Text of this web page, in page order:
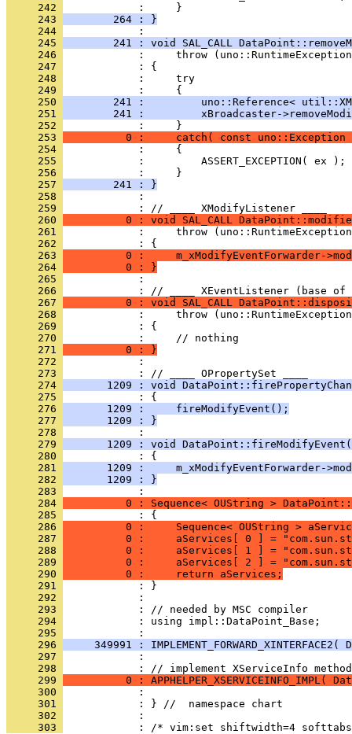
     242
     243
        264 : }
     244
     245
241 : void SAL_CALL
     246
     247
     248
     249
     250
241 :         uno::Reference<
     251
241 :         xBroadcaster-
     252
     253
0 :     catch( const uno::Exception
     254
     255
     256
     257
        241 : }
     258
            :
     259
     260
0 : void SAL_CALL
     261
     262
     263
0 :     m_xModifyEventForwarder-
     264
          0 : }
     265
            :
     266
     267
0 : void SAL_CALL
     268
     269
     270
     271
          0 : }
     272
            :
     273
     274
1209 : void
     275
     276
       1209 :     fireModifyEvent();
     277
       1209 : }
     278
     279
1209 : void
     280
     281
1209 :     m_xModifyEventForwarder-
     282
       1209 : }
     283
     284
0 : Sequence< OUString >
     285
     286
0 :     Sequence< OUString >
     287
0 :     aServices[ 0 ] =
     288
0 :     aServices[ 1 ] =
     289
0 :     aServices[ 2 ] =
     290
          0 :     return aServices;
     291
     292
     293
     294
            : using impl::DataPoint_Base;
     295
     296
349991 : IMPLEMENT_FORWARD_XINTERFACE2(
     297
            :
     298
     299
0 : APPHELPER_XSERVICEINFO_IMPL(
     300
     301
     302
     303